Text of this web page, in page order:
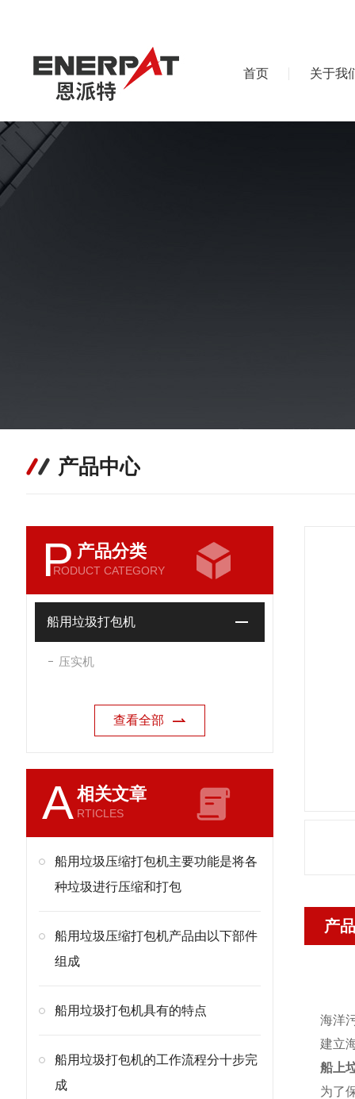
首页 关于我
产品中心
P 产品分类
RODUCT CATEGORY
船用垃圾打包机
压实机
查看全部
A相关文章
RTICLES
船用垃圾压缩打包机主要功能是将各
种垃圾进行压缩和打包
船用垃圾压缩打包机产品由以下部件
组成
船用垃圾打包机具有的特点
船用垃圾打包机的工作流程分十步完
成
产
海洋
建立
船上
为了